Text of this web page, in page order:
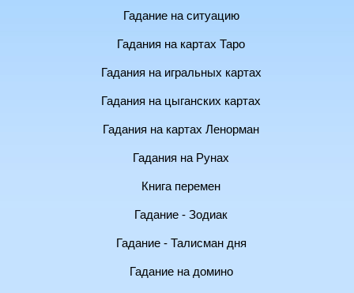
Гадание на ситуацию
Гадания на картах Таро
Гадания на игральных картах
Гадания на цыганских картах
Гадания на картах Ленорман
Гадания на Рунах
Книга перемен
Гадание - Зодиак
Гадание - Талисман дня
Гадание на домино